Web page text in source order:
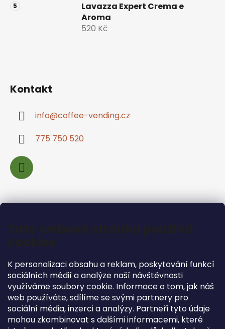
Tato webová stránka používá
cookies
K personalizaci obsahu a reklam, poskytování funkcí
sociálních médií a analýze naší návštěvnosti
využíváme soubory cookie. Informace o tom, jak náš
web používáte, sdílíme se svými partnery pro
sociální média, inzerci a analýzy. Partneři tyto údaje
mohou zkombinovat s dalšími informacemi, které
Lavazza Expert Crema e
Aroma
520 Kč
Kontakt
info@coffee-vending.cz
775 750 520
Jak nakupovat
Obchodní podmínky
Podmínky pro vrácení zboží